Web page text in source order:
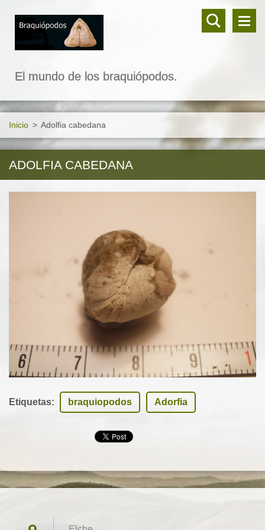
El mundo de los braquiópodos.
Inicio > Adolfia cabedana
ADOLFIA CABEDANA
Etiquetas: braquiopodos Adorfia